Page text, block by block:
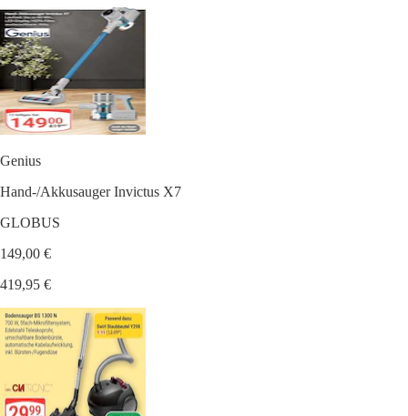
Genius
Hand-/Akkusauger Invictus X7
GLOBUS
149,00 €
419,95 €